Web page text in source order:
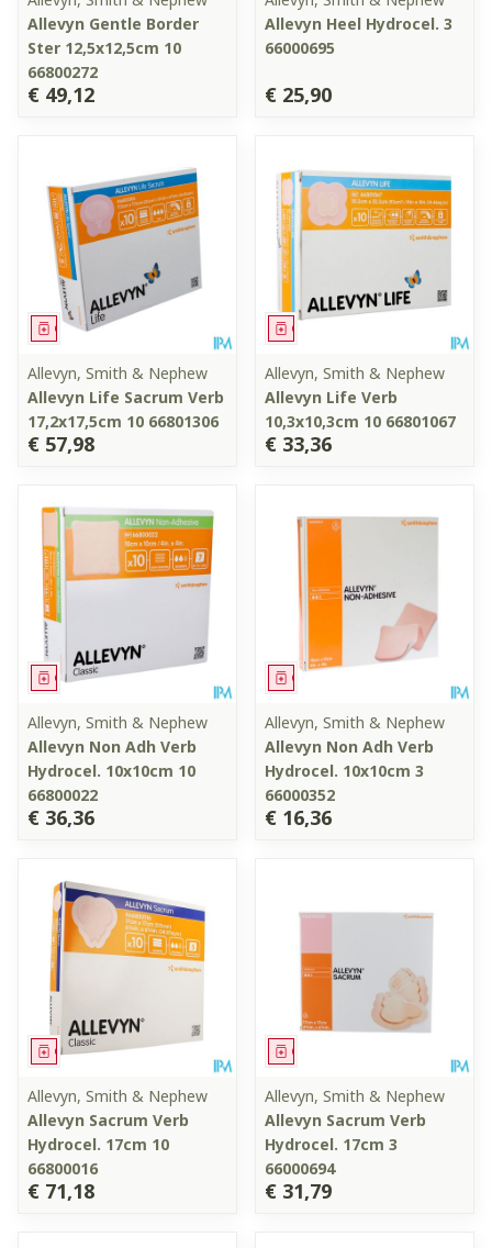
Allevyn Gentle Border
Ster 12,5x12,5cm 10
66800272
€ 49,12
Allevyn Heel Hydrocel. 3
66000695
€ 25,90
Geneesmiddel
Allevyn, Smith & Nephew
Allevyn Life Sacrum Verb
17,2x17,5cm 10 66801306
€ 57,98
Geneesmiddel
Allevyn, Smith & Nephew
Allevyn Life Verb
10,3x10,3cm 10 66801067
€ 33,36
Geneesmiddel
Allevyn, Smith & Nephew
Allevyn Non Adh Verb
Hydrocel. 10x10cm 10
66800022
€ 36,36
Geneesmiddel
Allevyn, Smith & Nephew
Allevyn Non Adh Verb
Hydrocel. 10x10cm 3
66000352
€ 16,36
Geneesmiddel
Allevyn, Smith & Nephew
Allevyn Sacrum Verb
Hydrocel. 17cm 10
66800016
€ 71,18
Geneesmiddel
Allevyn, Smith & Nephew
Allevyn Sacrum Verb
Hydrocel. 17cm 3
66000694
€ 31,79